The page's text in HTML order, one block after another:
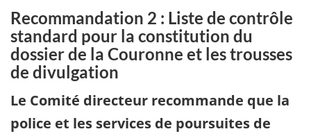
Recommandation 2 : Liste de contrôle
standard pour la constitution du
dossier de la Couronne et les trousses
de divulgation
Le Comité directeur recommande que la
police et les services de poursuites de